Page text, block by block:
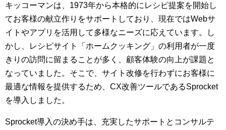
キッコーマンは、1973年から本格的にレシピ提案を開始し
てお客様の献立作りをサポートしており、現在ではWebサ
イトやアプリを活用して多様なニーズに応えています。し
かし、レシピサイト「ホームクッキング」の利用者が一度
きりの訪問に留まることが多く、顧客体験の向上が課題と
なっていました。そこで、サイト改修を行わずにお客様に
最適な情報を提供するため、CX改善ツールであるSprocket
を導入しました。
Sprocket導入の決め手は、充実したサポートとコンサルテ